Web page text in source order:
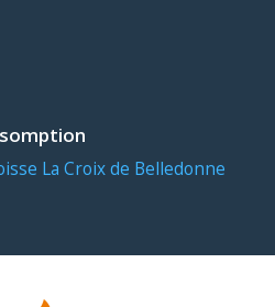
La Croix de Belledonne